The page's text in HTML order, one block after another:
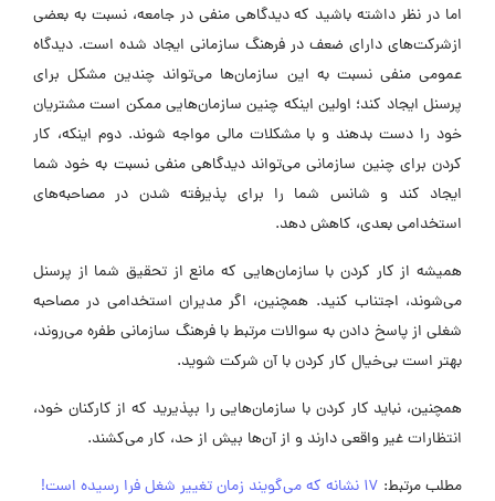
اما در نظر داشته باشید که دیدگاهی منفی در جامعه، نسبت به بعضی
ازشرکت‌های دارای ضعف در فرهنگ سازمانی ایجاد شده است. دیدگاه
عمومی منفی نسبت به این سازمان‌ها می‌تواند چندین مشکل برای
پرسنل ایجاد کند؛ اولین اینکه چنین سازمان‌هایی ممکن است مشتریان
خود را دست بدهند و با مشکلات مالی مواجه شوند. دوم اینکه، کار
کردن برای چنین سازمانی می‌تواند دیدگاهی منفی نسبت به خود شما
ایجاد کند و شانس شما را برای پذیرفته شدن در مصاحبه‌های
استخدامی بعدی، کاهش دهد.
همیشه از کار کردن با سازمان‌هایی که مانع از تحقیق شما از پرسنل
می‌شوند، اجتناب کنید. همچنین، اگر مدیران استخدامی در مصاحبه
شغلی از پاسخ دادن به سوالات مرتبط با فرهنگ سازمانی طفره می‌روند،
بهتر است بی‌خیال کار کردن با آن شرکت شوید.
همچنین، نباید کار کردن با سازمان‌هایی را بپذیرید که از کارکنان خود،
انتظارات غیر واقعی دارند و از آن‌ها بیش از حد، کار می‌کشند.
مطلب مرتبط: 17 نشانه که می‌گویند زمان تغییر شغل فرا رسیده است!